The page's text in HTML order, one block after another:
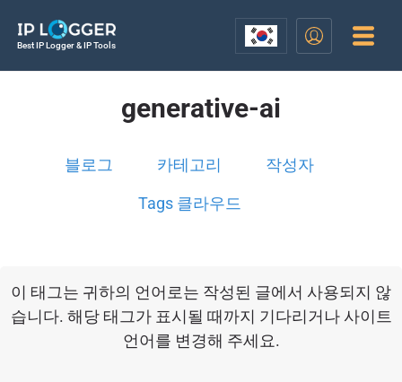
Best IP Logger & IP Tools
generative-ai
블로그 카테고리 작성자
Tags 클라우드